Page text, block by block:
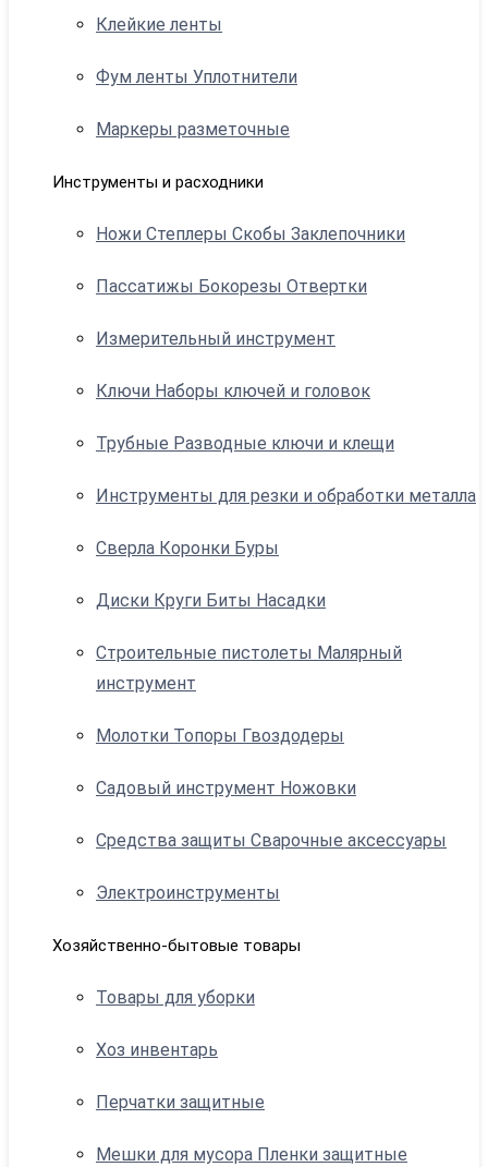
Клейкие ленты
Фум ленты Уплотнители
Маркеры разметочные
Инструменты и расходники
Ножи Степлеры Скобы Заклепочники
Пассатижы Бокорезы Отвертки
Измерительный инструмент
Ключи Наборы ключей и головок
Трубные Разводные ключи и клещи
Инструменты для резки и обработки металла
Сверла Коронки Буры
Диски Круги Биты Насадки
Строительные пистолеты Малярный
инструмент
Молотки Топоры Гвоздодеры
Садовый инструмент Ножовки
Средства защиты Сварочные аксессуары
Электроинструменты
Хозяйственно-бытовые товары
Товары для уборки
Хоз инвентарь
Перчатки защитные
Мешки для мусора Пленки защитные